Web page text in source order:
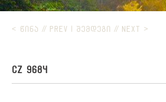
< ᲬᲘᲜᲐ // PREV ᲨᲔᲛᲓᲔᲒᲘ // NEXT >
CZ 9684